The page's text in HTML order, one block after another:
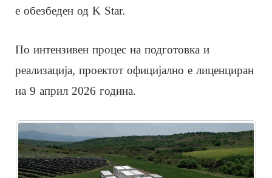
е обезбеден од K Star.
По интензивен процес на подготовка и
реализација, проектот официјално е лиценциран
на 9 април 2026 година.